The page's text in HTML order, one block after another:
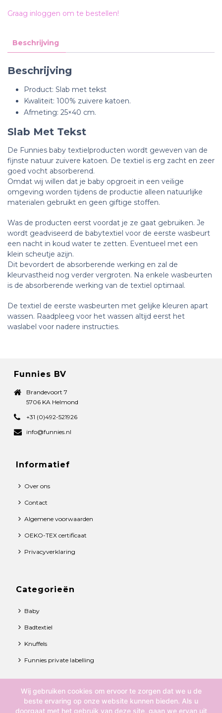
Graag inloggen om te bestellen!
Beschrijving
Beschrijving
Product: Slab met tekst
Kwaliteit: 100% zuivere katoen.
Afmeting: 25×40 cm.
Slab Met Tekst
De Funnies baby textielproducten wordt geweven van de
fijnste natuur zuivere katoen. De textiel is erg zacht en zeer
goed vocht absorberend.
Omdat wij willen dat je baby opgroeit in een veilige
omgeving worden tijdens de productie alleen natuurlijke
materialen gebruikt en geen giftige stoffen.
Was de producten eerst voordat je ze gaat gebruiken. Je
wordt geadviseerd de babytextiel voor de eerste wasbeurt
een nacht in koud water te zetten. Eventueel met een
klein scheutje azijn.
Dit bevordert de absorberende werking en zal de
kleurvastheid nog verder vergroten. Na enkele wasbeurten
is de absorberende werking van de textiel optimaal.
De textiel de eerste wasbeurten met gelijke kleuren apart
wassen. Raadpleeg voor het wassen altijd eerst het
waslabel voor nadere instructies.
Funnies BV
Brandevoort 7
5706 KA Helmond
+31 (0)492-521926
info@funnies.nl
Informatief
Over ons
Contact
Algemene voorwaarden
OEKO-TEX certificaat
Privacyverklaring
Categorieën
Baby
Badtextiel
Knuffels
Funnies private labelling
© 2021 Funnies BV. All rights reserved.
Wij gebruiken cookies om ervoor te zorgen dat we u de
beste ervaring op onze website kunnen bieden. Als u
doorgaat met het gebruik van deze site, gaan we ervan uit